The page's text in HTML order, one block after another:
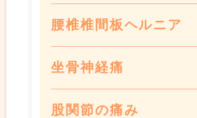
腰椎椎間板ヘルニア
坐骨神経痛
股関節の痛み